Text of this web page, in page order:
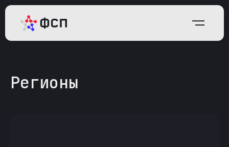
Регионы